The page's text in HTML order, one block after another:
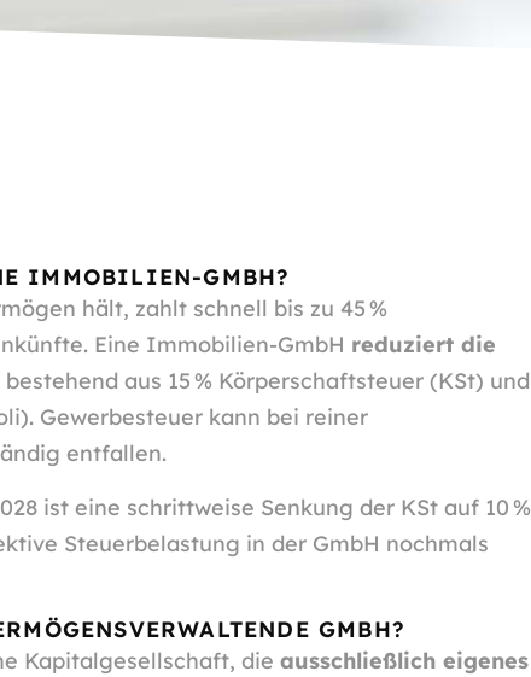
IMMOBILIEN-GMBH?
hält, zahlt schnell bis zu 45 %
Eine Immobilien-GmbH reduziert die
bestehend aus 15 % Körperschaftsteuer (KSt) und
Gewerbesteuer kann bei reiner
entfallen.
ist eine schrittweise Senkung der KSt auf 10 %
Steuerbelastung in der GmbH nochmals
GMBH?
Kapitalgesellschaft, die ausschließlich eigenes